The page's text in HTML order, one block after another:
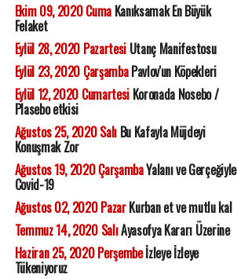
Ekim 09, 2020 CumaKanıksamak En Büyük
Felaket
Eylül 28, 2020 PazartesiUtanç Manifestosu
Eylül 23, 2020 ÇarşambaPavlov'un Köpekleri
Eylül 12, 2020 CumartesiKoronada Nosebo /
Plasebo etkisi
Ağustos 25, 2020 SalıBu Kafayla Müjdeyi
Konuşmak Zor
Ağustos 19, 2020 ÇarşambaYalanı ve Gerçeğiyle
Covid-19
Ağustos 02, 2020 PazarKurban et ve mutlu kal
Temmuz 14, 2020 SalıAyasofya Kararı Üzerine
Haziran 25, 2020 Perşembeİzleye İzleye
Tükeniyoruz